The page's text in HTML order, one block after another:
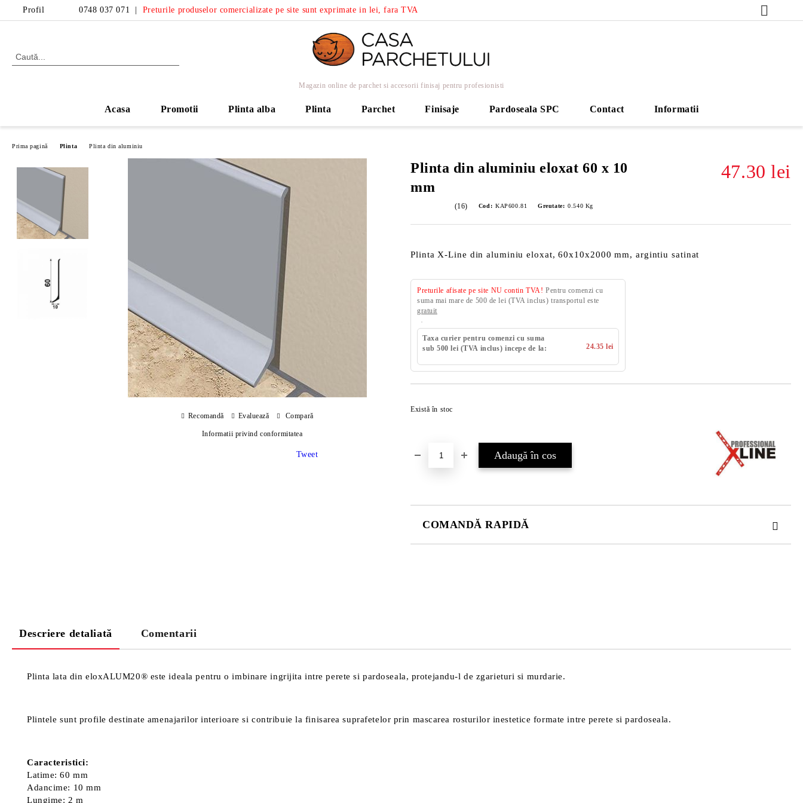
Profil 0748 037 071 Preturile produselor comercializate pe site sunt exprimate in lei, fara TVA
Magazin online de parchet si accesorii finisaj pentru profesionisti
Acasa Promotii Plinta alba Plinta Parchet Finisaje Pardoseala SPC Contact Informatii
Prima pagină Plinta Plinta din aluminiu
Plinta din aluminiu eloxat 60 x 10
mm
47.30 lei
(16) Cod: KAP600.81 Greutate: 0.540 Kg
Plinta X-Line din aluminiu eloxat, 60x10x2000 mm, argintiu satinat
Preturile afisate pe site NU contin TVA! Pentru comenzi cu
suma mai mare de 500 de lei (TVA inclus) transportul este
gratuit
Taxa curier pentru comenzi cu suma
sub 500 lei (TVA inclus) incepe de la:
24.35 lei
Există în stoc
COMANDĂ RAPIDĂ
Recomandă Evaluează Compară
Informatii privind conformitatea
Tweet
Descriere detaliată Comentarii
Plinta lata din eloxALUM20® este ideala pentru o imbinare ingrijita intre perete si pardoseala, protejandu-l de zgarieturi si murdarie.
Plintele sunt profile destinate amenajarilor interioare si contribuie la finisarea suprafetelor prin mascarea rosturilor inestetice formate intre perete si pardoseala.
Caracteristici:
Latime: 60 mm
Adancime: 10 mm
Lungime: 2 m